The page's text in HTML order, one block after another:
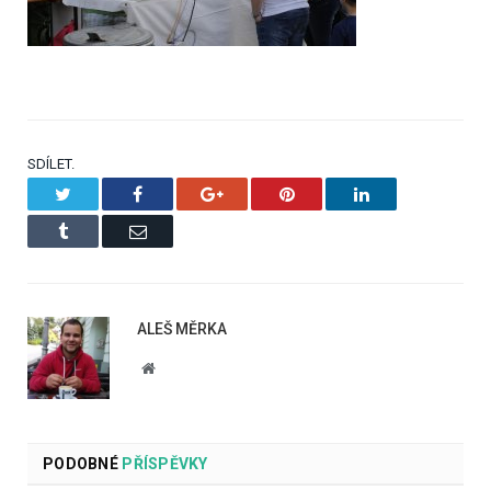
SDÍLET.
Facebook Google+ Pinterest LinkedIn
Tumblr Email
ALEŠ MĚRKA
Website
PODOBNÉPŘÍSPĚVKY